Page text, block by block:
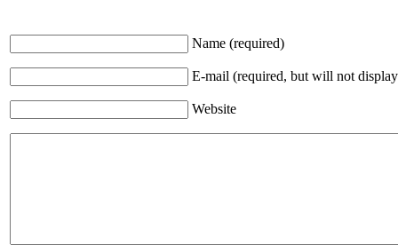
Name (required)
E-mail (required, but will not
Website